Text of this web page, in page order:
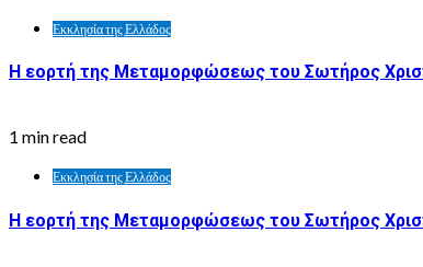
Εκκλησία της Ελλάδος
Η εορτή της Μεταμορφώσεως του Σωτήρος
1 min read
Εκκλησία της Ελλάδος
Η εορτή της Μεταμορφώσεως του Σωτήρος